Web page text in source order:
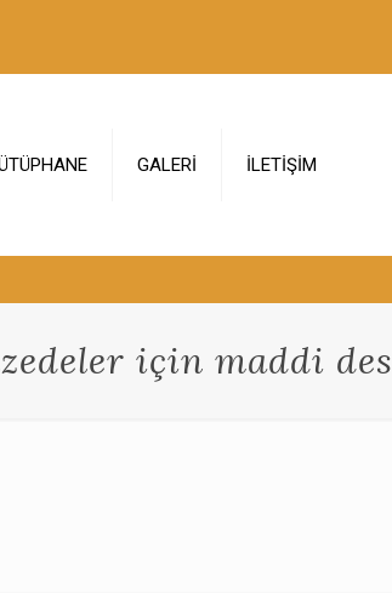
GALERİ İLETİŞİM
için maddi